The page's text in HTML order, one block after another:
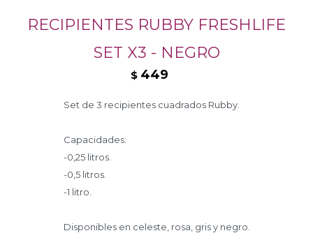
RECIPIENTES RUBBY FRESHLIFE
SET X3 - NEGRO
$ 449
Set de 3 recipientes cuadrados Rubby.
Capacidades:
-0,25 litros.
-0,5 litros.
-1 litro.
Disponibles en celeste, rosa, gris y negro.